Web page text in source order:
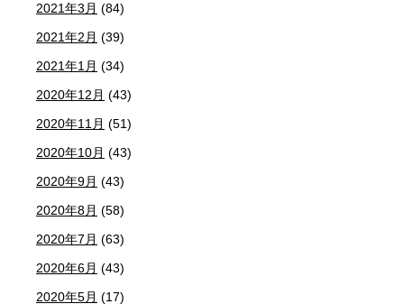
2021年3月 (84)
2021年2月 (39)
2021年1月 (34)
2020年12月 (43)
2020年11月 (51)
2020年10月 (43)
2020年9月 (43)
2020年8月 (58)
2020年7月 (63)
2020年6月 (43)
2020年5月 (17)